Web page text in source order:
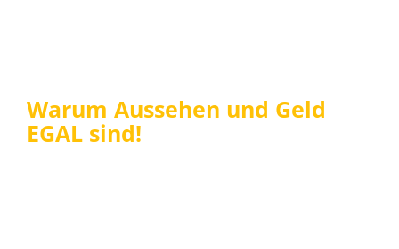
Warum Aussehen und Geld
EGAL sind!